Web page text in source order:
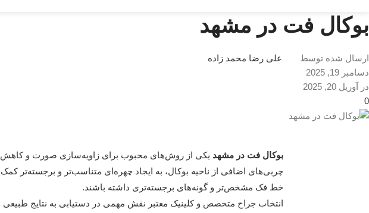
بوکال فت در مشهد
ارسال شده توسط
علی رضا محمد زاده
دسامبر 19, 2025
در آوریل 20, 2025
0
بوکال فت در مشهد یکی از روش‌های محبوب برای زاویه‌سازی صورت و
چربی‌های اضافی از ناحیه بوکال، به ایجاد چهره‌ای متناسب‌تر و برجسته‌تر
خط فک مشخص‌تر و گونه‌های برجسته‌تری داشته باشند.
انتخاب جراح متخصص و کلینیک معتبر نقش مهمی در دستیابی به نتایج